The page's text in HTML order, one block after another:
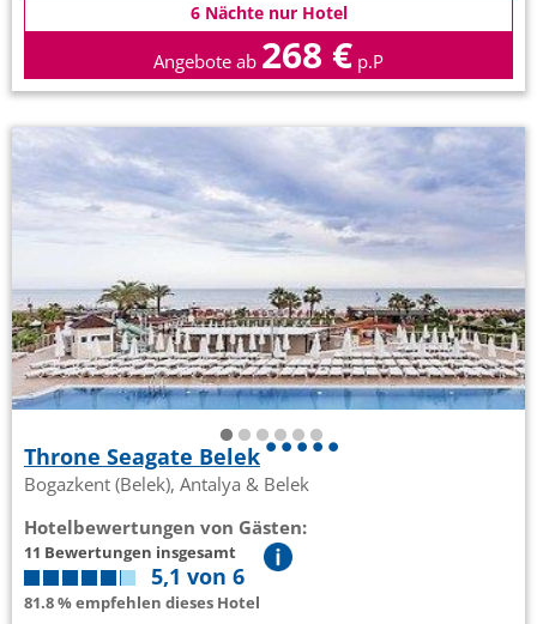
6 Nächte nur Hotel
Angebote ab 268 € p.P
Throne Seagate Belek
Bogazkent (Belek), Antalya & Belek
Hotelbewertungen von Gästen:
11 Bewertungen insgesamt
5,1 von 6
81.8 % empfehlen dieses Hotel